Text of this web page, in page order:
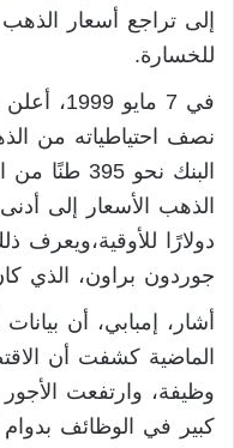
إلى تراجع أسعار
للخسارة.
في 7
نصف احتياطياته من
البنك نحو
دولارًا للأوقية،ويعرف
جوردون براون، الذي
أشار، إمبابي، أن
كبير في الوظائف